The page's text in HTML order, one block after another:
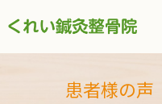
患者様の